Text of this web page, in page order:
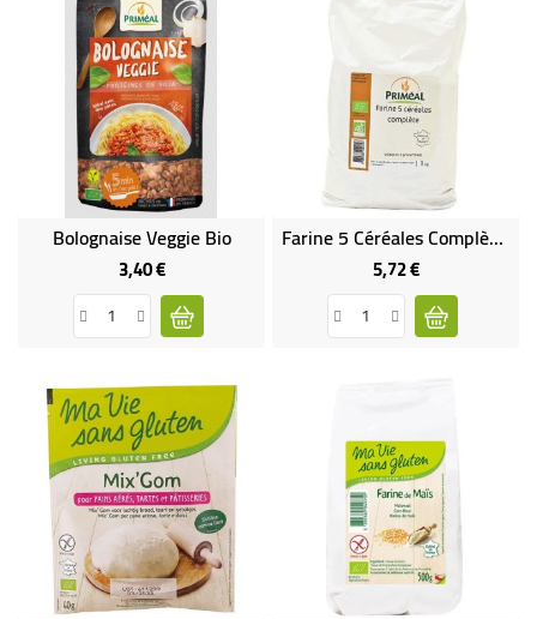
Bolognaise Veggie Bio
3,40 €Prix
Farine 5 Céréales Complète Bio
5,72 €Prix